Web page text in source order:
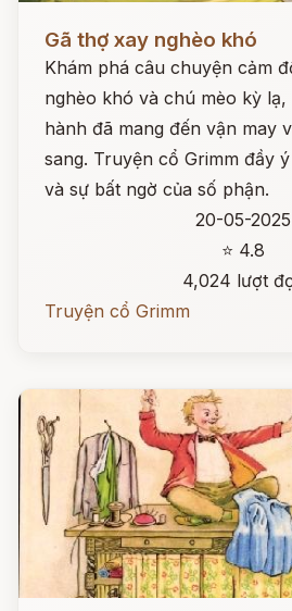
Gã thợ xay nghèo khó
Khám phá câu chuyện cảm
nghèo khó và chú mèo kỳ
hành đã mang đến vận may
sang. Truyện cổ Grimm đầy
và sự bất ngờ của số phận.
20-05-2025
⭐ 4.8
4,024 lượt
Truyện cổ Grimm